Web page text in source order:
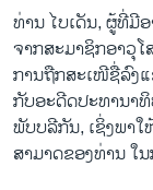
ທ່ານ ໄບເດັນ, ຜູ້ທີ່ມີ
ຈາກສະມາຊິກອາວຸ
ການຖືກສະເໜີຊື່ລົງ
ກັບອະດີດປະທານາ
ພັບບລີກັນ, ເຊິ່ງພາ
ສາມາດຂອງທ່ານ ໃ